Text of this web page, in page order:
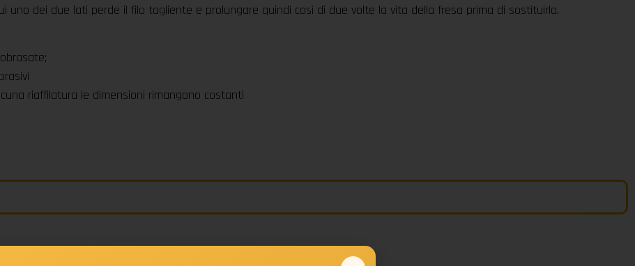
uno dei due lati perde il filo tagliente e prolungare quindi così di due volte la vita della fresa prima di sostituirla.
riaffilatura le dimensioni rimangono costanti